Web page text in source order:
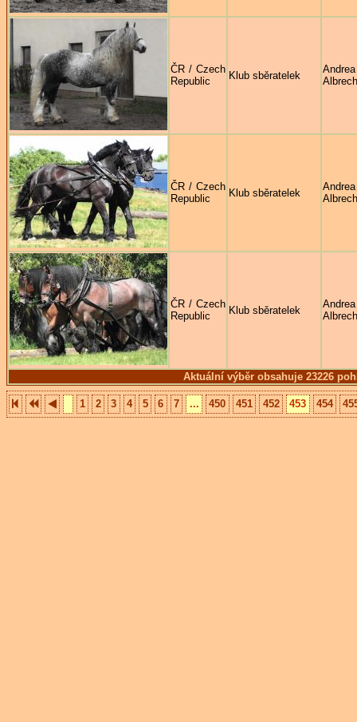
Aktuální výběr obsahuje 23226
ČR / Czech
Republic
Klub sběratelek
Andrea
ČR / Czech
Republic
Klub sběratelek
Andrea
ČR / Czech
Republic
Klub sběratelek
Andrea
1 2 3 4 5 6 7 ... 450 451 452 453 454